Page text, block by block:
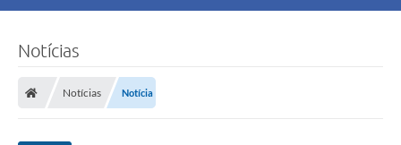
Notícias
Notícias Notícia